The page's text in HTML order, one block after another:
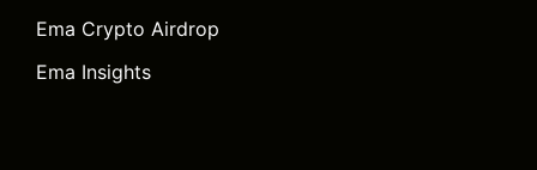
Ema Crypto Airdrop
Ema Insights